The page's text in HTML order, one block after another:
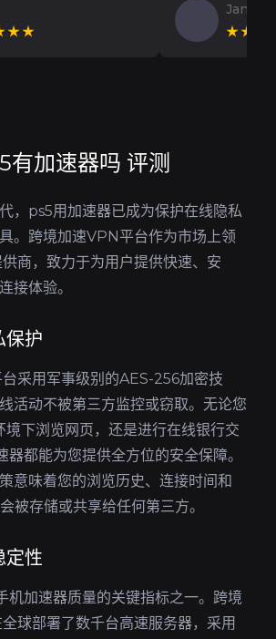
Jan V
有加速器吗 评测
，ps5用加速器已成为保护在线隐私
。跨境加速VPN平台作为市场上领
商，致力于为用户提供快速、安
接体验。
保护
采用军事级别的AES-256加密技
活动不被第三方监控或窃取。无论您
下浏览网页，还是进行在线银行交
器都能为您提供全方位的安全保障。
意味着您的浏览历史、连接时间和
被存储或共享给任何第三方。
定性
机加速器质量的关键指标之一。跨境
球部署了数千台高速服务器，采用